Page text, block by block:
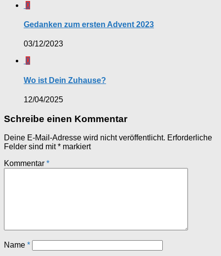
0
Gedanken zum ersten Advent 2023
03/12/2023
0
Wo ist Dein Zuhause?
12/04/2025
Schreibe einen Kommentar
Deine E-Mail-Adresse wird nicht veröffentlicht. Erforderliche
Felder sind mit* markiert
Kommentar *
Name *